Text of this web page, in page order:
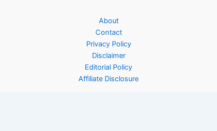
About
Contact
Privacy Policy
Disclaimer
Editorial Policy
Affiliate Disclosure